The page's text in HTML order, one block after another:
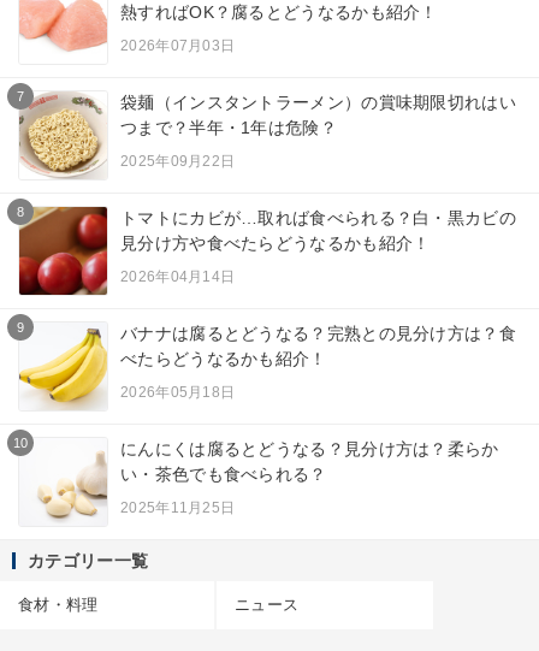
熱すればOK？腐るとどうなるかも紹介！
2026年07月03日
7
袋麺（インスタントラーメン）の賞味期限切れはい
つまで？半年・1年は危険？
2025年09月22日
8
トマトにカビが…取れば食べられる？白・黒カビの
見分け方や食べたらどうなるかも紹介！
2026年04月14日
9
バナナは腐るとどうなる？完熟との見分け方は？食
べたらどうなるかも紹介！
2026年05月18日
10
にんにくは腐るとどうなる？見分け方は？柔らか
い・茶色でも食べられる？
2025年11月25日
カテゴリー一覧
食材・料理 ニュース